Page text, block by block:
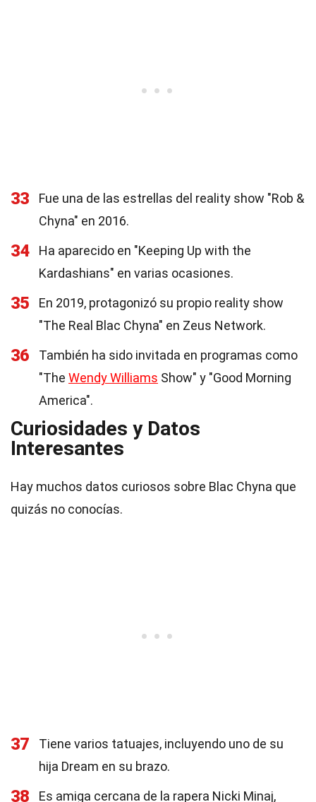
33
Fue una de las estrellas del reality show "Rob &
Chyna" en 2016.
34
Ha aparecido en "Keeping Up with the
Kardashians" en varias ocasiones.
35
En 2019, protagonizó su propio reality show
"The Real Blac Chyna" en Zeus Network.
36
También ha sido invitada en programas como
"The Wendy Williams Show" y "Good Morning
America".
Curiosidades y Datos
Interesantes
Hay muchos datos curiosos sobre Blac Chyna que
quizás no conocías.
37
Tiene varios tatuajes, incluyendo uno de su
hija Dream en su brazo.
38 Es amiga cercana de la rapera Nicki Minaj,